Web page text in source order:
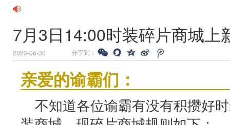
7月3日14:00时装碎片商城上
2023-06-30 分享到：
亲爱的谕霸们：
不知道各位谕霸有没有积攒好